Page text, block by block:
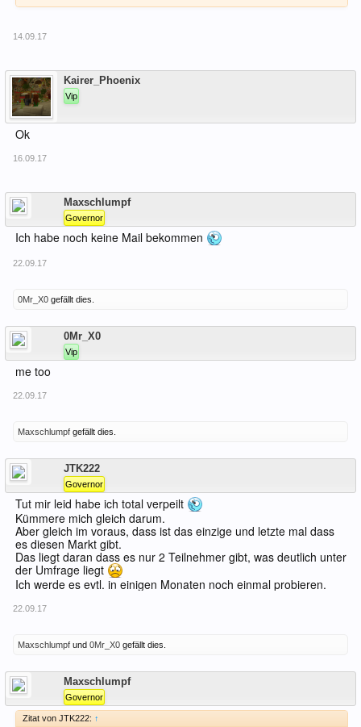
14.09.17
Kairer_Phoenix
Vip
Ok
16.09.17
Maxschlumpf
Governor
Ich habe noch keine Mail bekommen
22.09.17
0Mr_X0 gefällt dies.
0Mr_X0
Vip
me too
22.09.17
Maxschlumpf gefällt dies.
JTK222
Governor
Tut mir leid habe ich total verpeilt
Kümmere mich gleich darum.
Aber gleich im voraus, dass ist das einzige und letzte mal dass
es diesen Markt gibt.
Das liegt daran dass es nur 2 Teilnehmer gibt, was deutlich unter
der Umfrage liegt
Ich werde es evtl. in einigen Monaten noch einmal probieren.
22.09.17
Maxschlumpf und 0Mr_X0 gefällt dies.
Maxschlumpf
Governor
Zitat von JTK222: ↑